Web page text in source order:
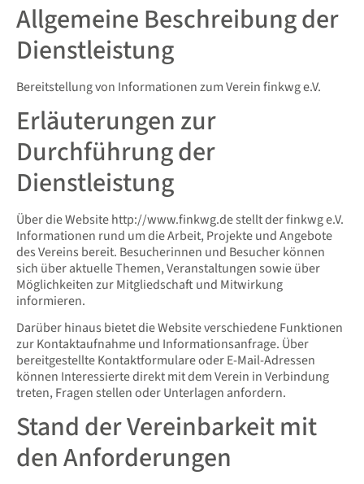
Allgemeine Beschreibung der
Dienstleistung
Bereitstellung von Informationen zum Verein finkwg e.V.
Erläuterungen zur
Durchführung der
Dienstleistung
Über die Website http://www.finkwg.de stellt der finkwg e.V.
Informationen rund um die Arbeit, Projekte und Angebote
des Vereins bereit. Besucherinnen und Besucher können
sich über aktuelle Themen, Veranstaltungen sowie über
Möglichkeiten zur Mitgliedschaft und Mitwirkung
informieren.
Darüber hinaus bietet die Website verschiedene Funktionen
zur Kontaktaufnahme und Informationsanfrage. Über
bereitgestellte Kontaktformulare oder E-Mail-Adressen
können Interessierte direkt mit dem Verein in Verbindung
treten, Fragen stellen oder Unterlagen anfordern.
Stand der Vereinbarkeit mit
den Anforderungen